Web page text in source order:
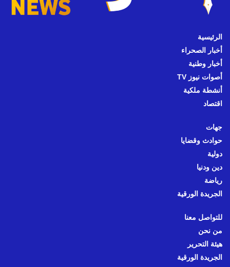
الرئيسية
أخبار الصحراء
أخبار وطنية
أصوات نيوز TV
أنشطة ملكية
اقتصاد
جهات
حوادث وقضايا
دولية
دين ودنيا
رياضة
الجريدة الورقية
للتواصل معنا
من نحن
هيئة التحرير
الجريدة الورقية